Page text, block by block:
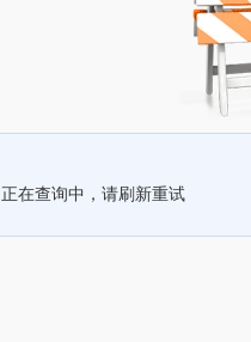
正在查询中，请刷新重试